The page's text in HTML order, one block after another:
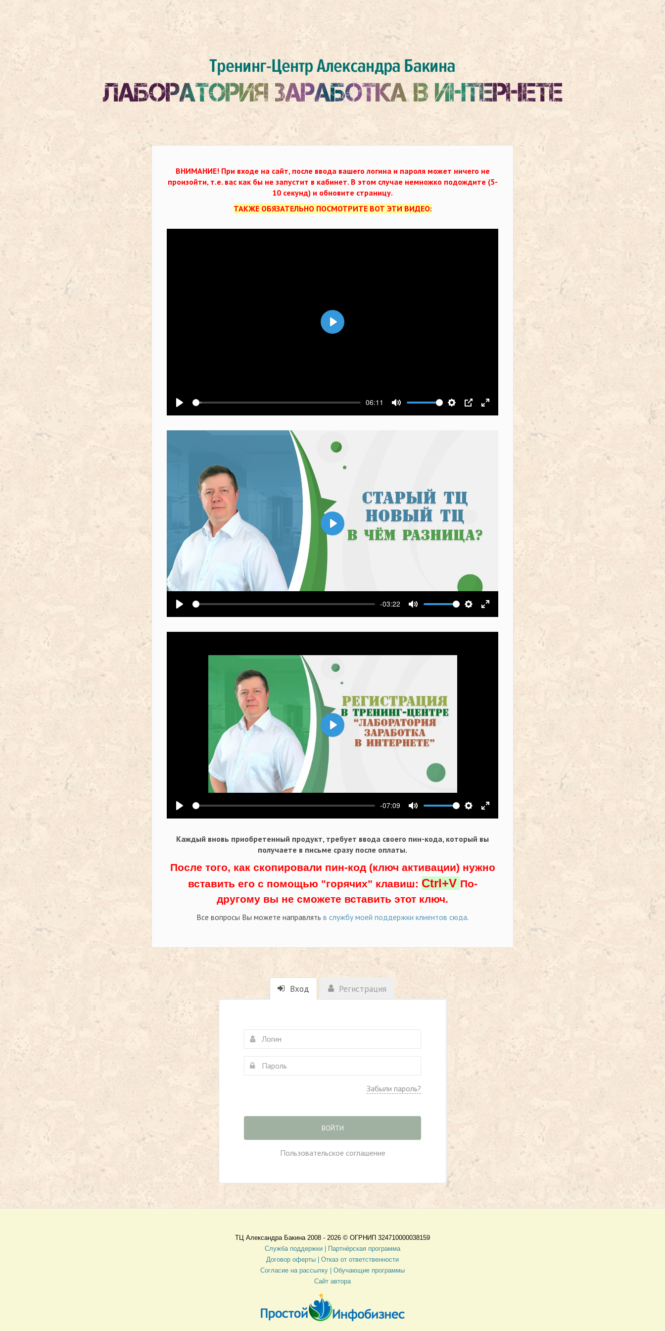
ВНИМАНИЕ! При входе на сайт, после ввода вашего логина и пароля может ничего не
произойти, т.е. вас как бы не запустит в кабинет. В этом случае немножко подождите (5-
10 секунд) и обновите страницу.
ТАКЖЕ ОБЯЗАТЕЛЬНО ПОСМОТРИТЕ ВОТ ЭТИ ВИДЕО:
Воспроизвести
06:11
Выключить звукНастройки
PIP На весь экран
Воспроизвести
Воспроизвести
-03:22
Выключить звукНастройки
На весь экран
Воспроизвести
Воспроизвести
-07:09
Выключить звукНастройки
На весь экран
Воспроизвести
Каждый вновь приобретенный продукт, требует ввода своего пин-кода, который вы
получаете в письме сразу после оплаты.
После того, как скопировали пин-код (ключ активации) нужно
вставить его с помощью "горячих" клавиш: Ctrl+V По-
другому вы не сможете вставить этот ключ.
Все вопросы Вы можете направлять в службу моей поддержки клиентов сюда.
Вход Регистрация
Забыли пароль?
ВОЙТИ
Пользовательское соглашение
ТЦ Александра Бакина 2008 - 2026 © ОГРНИП 324710000038159
Служба поддержки |
Партнёрская программа
Договор оферты
| Отказ от ответственности
Согласие на рассылку | Обучающие программы
Сайт автора